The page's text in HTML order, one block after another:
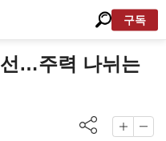
구독
선…주력 나뉘는